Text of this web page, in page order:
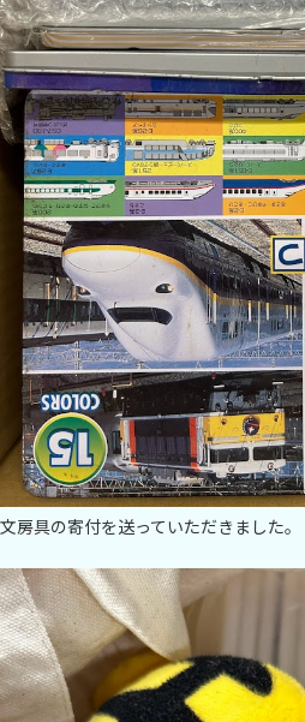
文房具の寄付を送っていただきました。